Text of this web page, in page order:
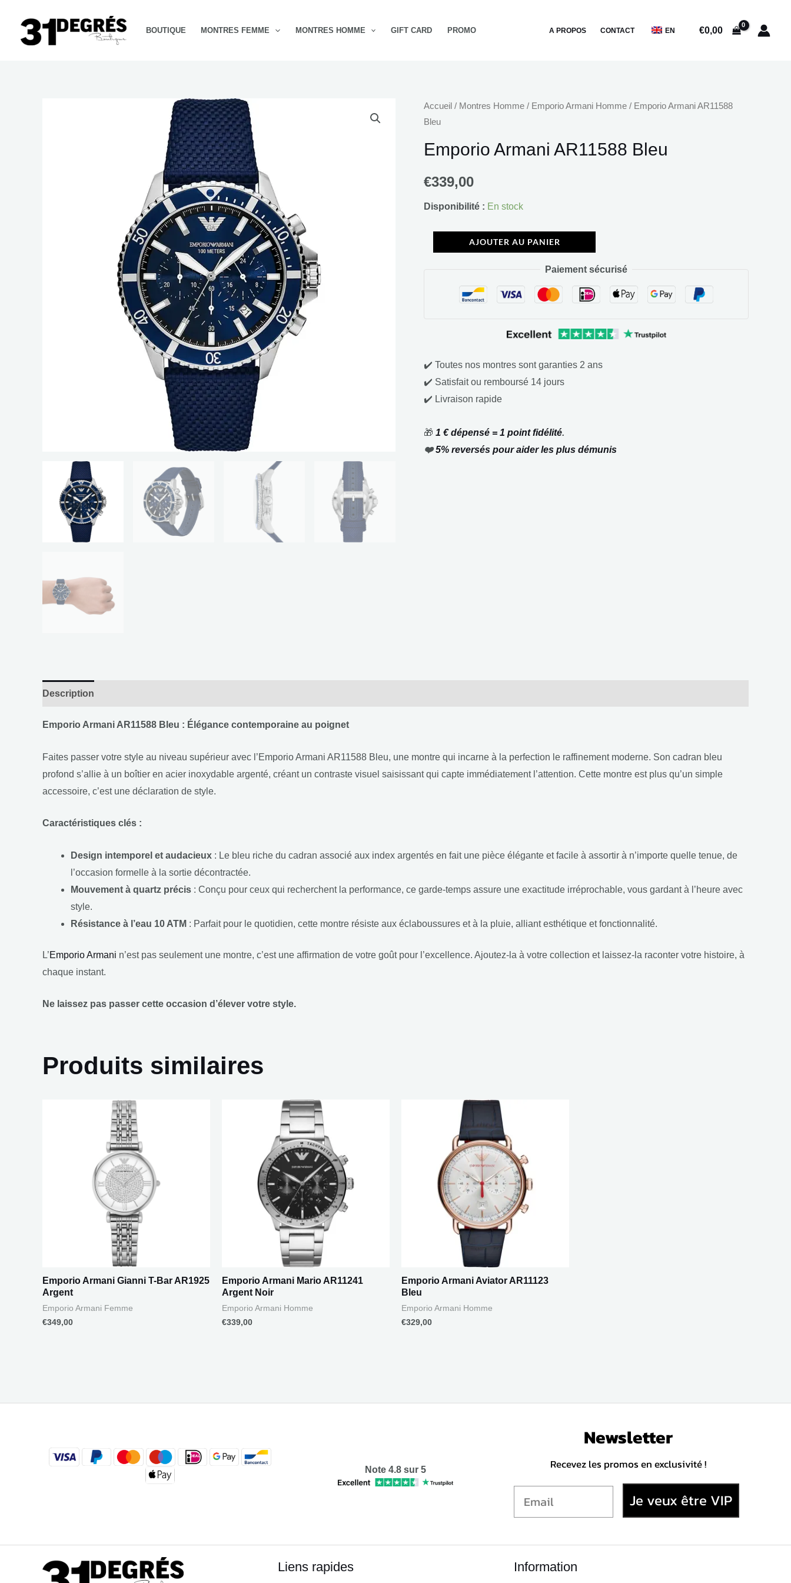
contenu
BOUTIQUE MONTRES FEMME MONTRES HOMME GIFT CARD PROMO A PROPOS CONTACT EN €0,00
Accueil / Montres Homme / Emporio Armani Homme / Emporio Armani AR11588
Bleu
Emporio Armani AR11588 Bleu
€339,00
Disponibilité : En stock
quantité
de
Armani
AR11588
AJOUTER AU PANIER
Paiement sécurisé
✔️ Toutes nos montres sont garanties 2 ans
✔️ Satisfait ou remboursé 14 jours
✔️ Livraison rapide
🎁 1 € dépensé = 1 point fidélité.
❤️5% reversés pour aider les plus démunis
Description
Emporio Armani AR11588 Bleu : Élégance contemporaine au poignet
Faites passer votre style au niveau supérieur avec l’Emporio Armani AR11588 Bleu, une montre qui incarne à la perfection le raffinement moderne. Son cadran bleu
profond s’allie à un boîtier en acier inoxydable argenté, créant un contraste visuel saisissant qui capte immédiatement l’attention. Cette montre est plus qu’un simple
accessoire, c’est une déclaration de style.
Caractéristiques clés :
Design intemporel et audacieux : Le bleu riche du cadran associé aux index argentés en fait une pièce élégante et facile à assortir à n’importe quelle tenue, de
l’occasion formelle à la sortie décontractée.
Mouvement à quartz précis : Conçu pour ceux qui recherchent la performance, ce garde-temps assure une exactitude irréprochable, vous gardant à l’heure avec
style.
Résistance à l’eau 10 ATM : Parfait pour le quotidien, cette montre résiste aux éclaboussures et à la pluie, alliant esthétique et fonctionnalité.
L’Emporio Armani n’est pas seulement une montre, c’est une affirmation de votre goût pour l’excellence. Ajoutez-la à votre collection et laissez-la raconter votre histoire, à
chaque instant.
Ne laissez pas passer cette occasion d’élever votre style.
Produits similaires
Emporio Armani Gianni T-Bar AR1925
Argent
Emporio Armani Femme
€349,00
Emporio Armani Mario AR11241
Argent Noir
Emporio Armani Homme
€339,00
Emporio Armani Aviator AR11123
Bleu
Emporio Armani Homme
€329,00
Note 4.8 sur 5
Newsletter
Recevez les promos en exclusivité !
Je veux être VIP
Liens rapides Information
AR11588